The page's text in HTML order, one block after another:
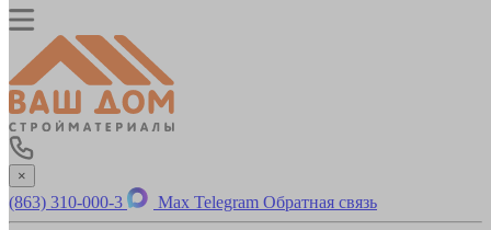
×
(863) 310-000-3 Max Telegram Обратная связь